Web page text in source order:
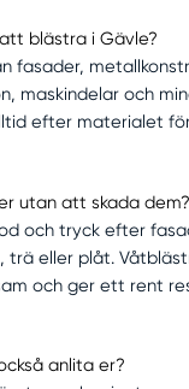
blästra i Gävle?
fasader,
maskindelar och
efter materialet
utan att skada dem?
och tryck efter
trä eller plåt.
och ger ett rent
anlita er?